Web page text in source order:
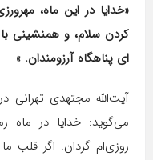
«خدایا در این ماه،
کردن سلام، و همنشینی
ای پناهگاه آرزومندان. »
آیت‌الله مجتهدی تهرانی
می‌گوید: خدایا در ماه
روزی‌ام گردان. اگر قلب